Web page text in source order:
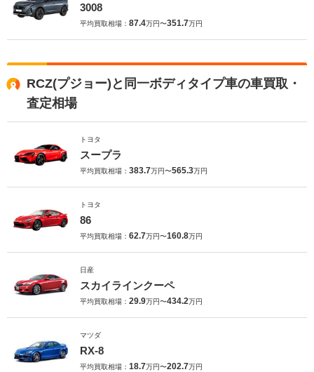
3008
平均買取相場： 87.4万円〜351.7万円
RCZ(プジョー)と同一ボディタイプ車の車買取・
査定相場
トヨタ
スープラ
平均買取相場： 383.7万円〜565.3万円
トヨタ
86
平均買取相場： 62.7万円〜160.8万円
日産
スカイラインクーペ
平均買取相場： 29.9万円〜434.2万円
マツダ
RX-8
平均買取相場： 18.7万円〜202.7万円